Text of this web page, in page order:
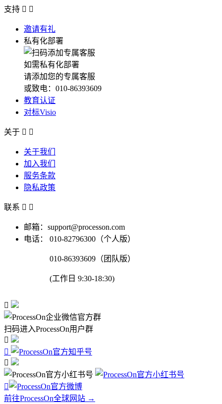
支持  
邀请有礼
私有化部署
如需私有化部署
请添加您的专属客服
或致电：010-86393609
教育认证
对标Visio
关于  
关于我们
加入我们
服务条款
隐私政策
联系  
邮箱：support@processon.com
电话：
010-82796300（个人版）
010-86393609（团队版）
(工作日 9:30-18:30)

扫码进入ProcessOn用户群




前往ProcessOn全球网站 →